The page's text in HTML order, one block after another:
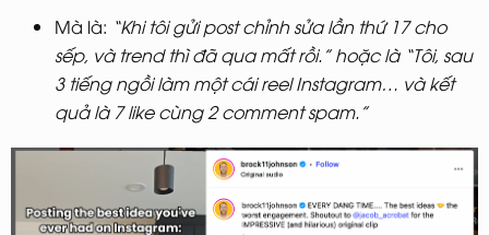
Mà là: “Khi tôi gửi post chỉnh sửa lần thứ 17 cho
sếp, và trend thì đã qua mất rồi.” hoặc là “Tôi, sau
3 tiếng ngồi làm một cái reel Instagram… và kết
quả là 7 like cùng 2 comment spam.”